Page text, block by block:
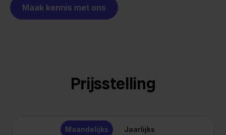
Maak kennis met ons
Prijsstelling
Maandelijks Jaarlijks